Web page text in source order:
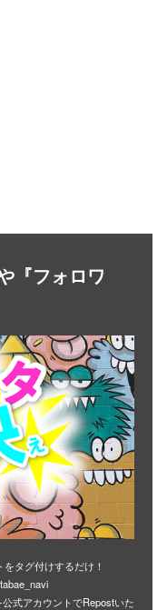
『フォロワ
タグ付けするだけ！
式アカウントでRepostいた